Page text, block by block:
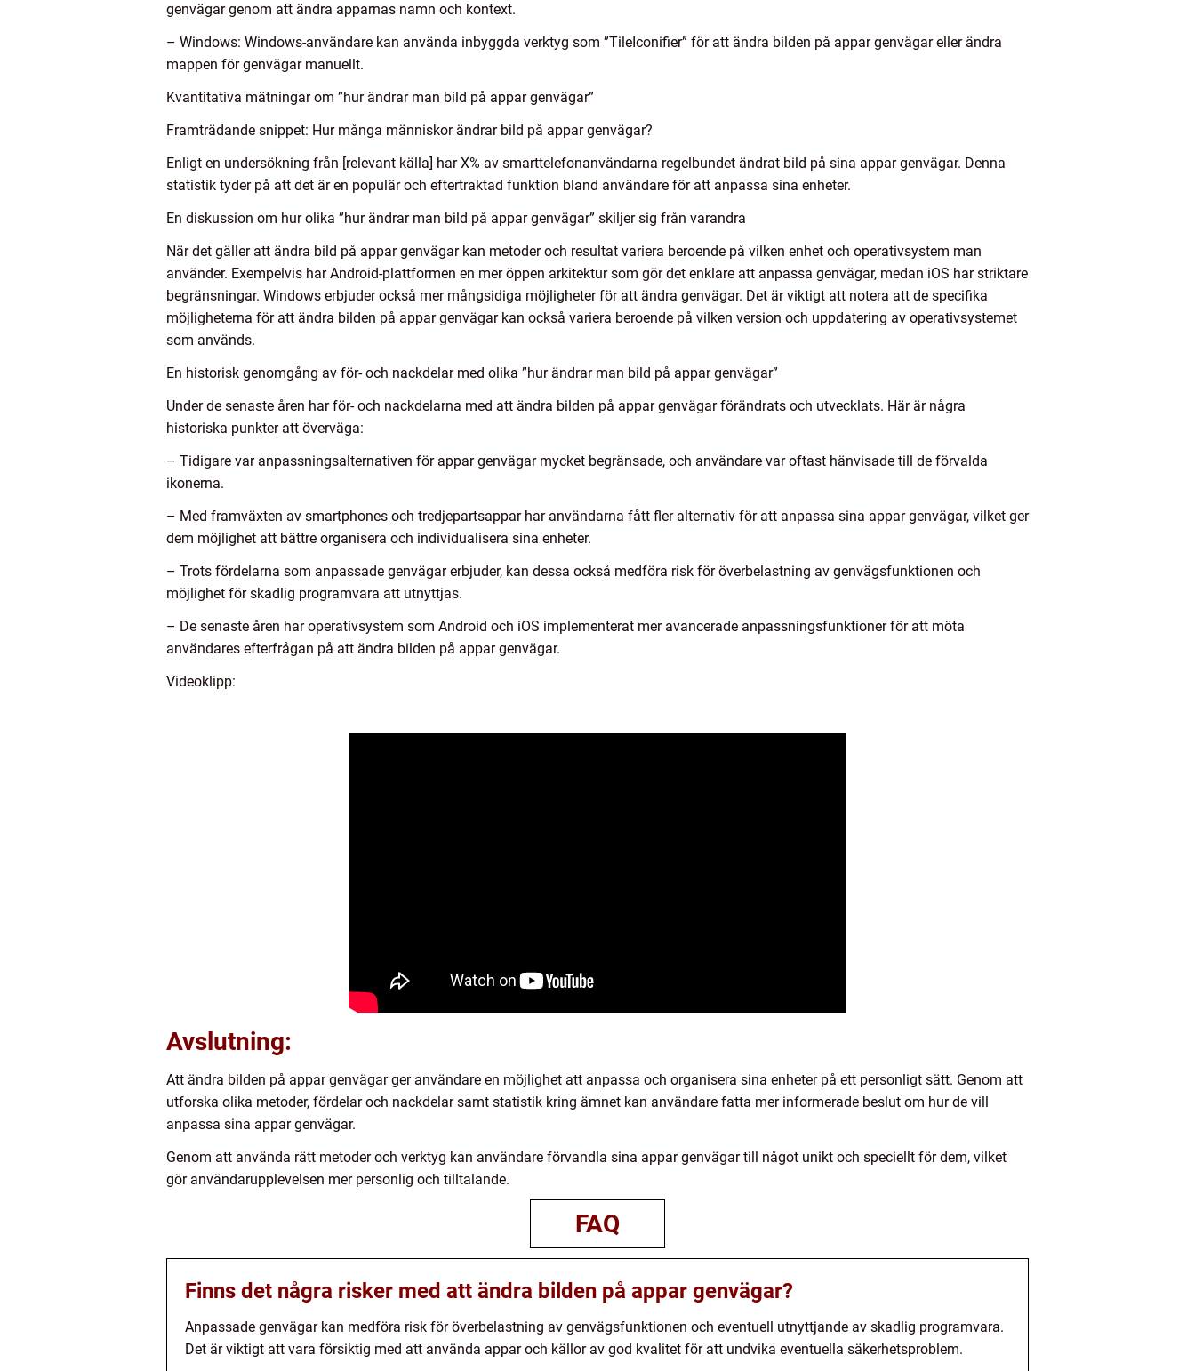
genvägar genom att ändra apparnas namn och kontext.
– Windows: Windows-användare kan använda inbyggda verktyg som ”TileIconifier” för att ändra bilden på appar genvägar eller ändra
mappen för genvägar manuellt.
Kvantitativa mätningar om ”hur ändrar man bild på appar genvägar”
Framträdande snippet: Hur många människor ändrar bild på appar genvägar?
Enligt en undersökning från [relevant källa] har X% av smarttelefonanvändarna regelbundet ändrat bild på sina appar genvägar. Denna
statistik tyder på att det är en populär och eftertraktad funktion bland användare för att anpassa sina enheter.
En diskussion om hur olika ”hur ändrar man bild på appar genvägar” skiljer sig från varandra
När det gäller att ändra bild på appar genvägar kan metoder och resultat variera beroende på vilken enhet och operativsystem man
använder. Exempelvis har Android-plattformen en mer öppen arkitektur som gör det enklare att anpassa genvägar, medan iOS har striktare
begränsningar. Windows erbjuder också mer mångsidiga möjligheter för att ändra genvägar. Det är viktigt att notera att de specifika
möjligheterna för att ändra bilden på appar genvägar kan också variera beroende på vilken version och uppdatering av operativsystemet
som används.
En historisk genomgång av för- och nackdelar med olika ”hur ändrar man bild på appar genvägar”
Under de senaste åren har för- och nackdelarna med att ändra bilden på appar genvägar förändrats och utvecklats. Här är några
historiska punkter att överväga:
– Tidigare var anpassningsalternativen för appar genvägar mycket begränsade, och användare var oftast hänvisade till de förvalda
ikonerna.
– Med framväxten av smartphones och tredjepartsappar har användarna fått fler alternativ för att anpassa sina appar genvägar, vilket ger
dem möjlighet att bättre organisera och individualisera sina enheter.
– Trots fördelarna som anpassade genvägar erbjuder, kan dessa också medföra risk för överbelastning av genvägsfunktionen och
möjlighet för skadlig programvara att utnyttjas.
– De senaste åren har operativsystem som Android och iOS implementerat mer avancerade anpassningsfunktioner för att möta
användares efterfrågan på att ändra bilden på appar genvägar.
Videoklipp:
Avslutning:
Att ändra bilden på appar genvägar ger användare en möjlighet att anpassa och organisera sina enheter på ett personligt sätt. Genom att
utforska olika metoder, fördelar och nackdelar samt statistik kring ämnet kan användare fatta mer informerade beslut om hur de vill
anpassa sina appar genvägar.
Genom att använda rätt metoder och verktyg kan användare förvandla sina appar genvägar till något unikt och speciellt för dem, vilket
gör användarupplevelsen mer personlig och tilltalande.
FAQ
Finns det några risker med att ändra bilden på appar genvägar?
Anpassade genvägar kan medföra risk för överbelastning av genvägsfunktionen och eventuell utnyttjande av skadlig programvara.
Det är viktigt att vara försiktig med att använda appar och källor av god kvalitet för att undvika eventuella säkerhetsproblem.